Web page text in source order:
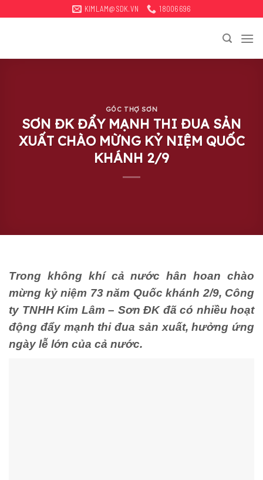
qua
KIMLAM@SDK.VN 18006696
GÓC THỢ SƠN
SƠN ĐK ĐẨY MẠNH THI ĐUA SẢN
XUẤT CHÀO MỪNG KỶ NIỆM QUỐC
KHÁNH 2/9
Trong không khí cả nước hân hoan chào
mừng kỷ niệm 73 năm Quốc khánh 2/9, Công
ty TNHH Kim Lâm – Sơn ĐK đã có nhiều hoạt
động đẩy mạnh thi đua sản xuất, hưởng ứng
ngày lễ lớn của cả nước.